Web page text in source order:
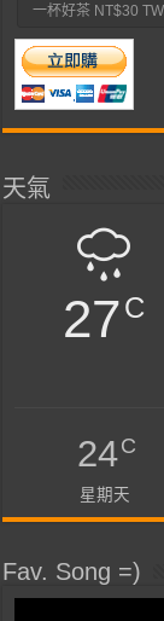
天氣
27C
24C
星期天
Fav. Song =)